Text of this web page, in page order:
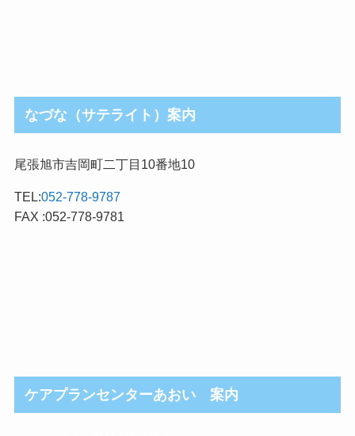
なづな（サテライト）案内
尾張旭市吉岡町二丁目10番地10
TEL:052-778-9787
FAX :052-778-9781
ケアプランセンターあおい 案内